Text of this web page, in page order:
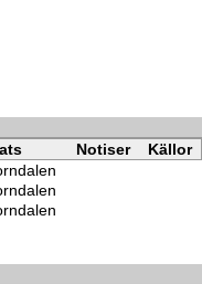
Notiser
Källor